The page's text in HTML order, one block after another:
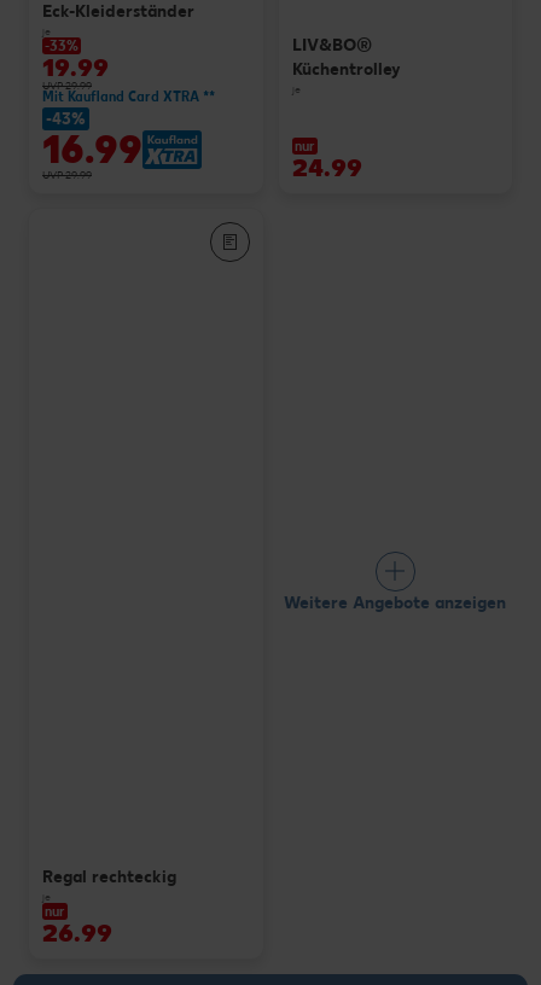
Eck-Kleiderständer
je
-33%
19.99
UVP 29.99
Mit Kaufland Card XTRA **
-43%
16.99
UVP 29.99
LIV&BO®
Küchentrolley
je
nur
24.99
Regal rechteckig
je
nur
26.99
Weitere Angebote anzeigen